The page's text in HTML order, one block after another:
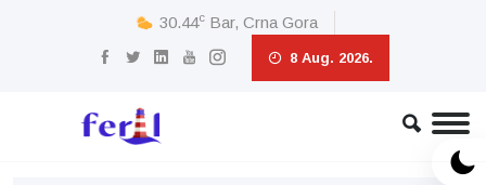
30.44c Bar, Crna Gora
8 Aug. 2026.